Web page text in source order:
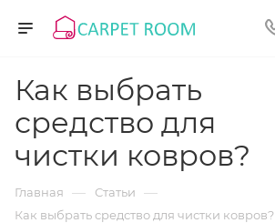
Как выбрать
средство для
чистки ковров?
Главная — Статьи —
Как выбрать средство для чистки ковров?